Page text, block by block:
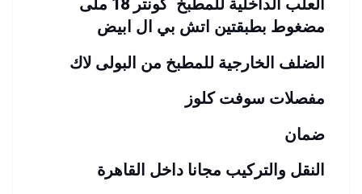
العلب الداخلية للمطبخ كونتر 18 ملى
مضغوط بطبقتين اتش بي ال ابيض
الضلف الخارجية للمطبخ من البولى لاك
مفصلات سوفت كلوز
ضمان
النقل والتركيب مجانا داخل القاهرة